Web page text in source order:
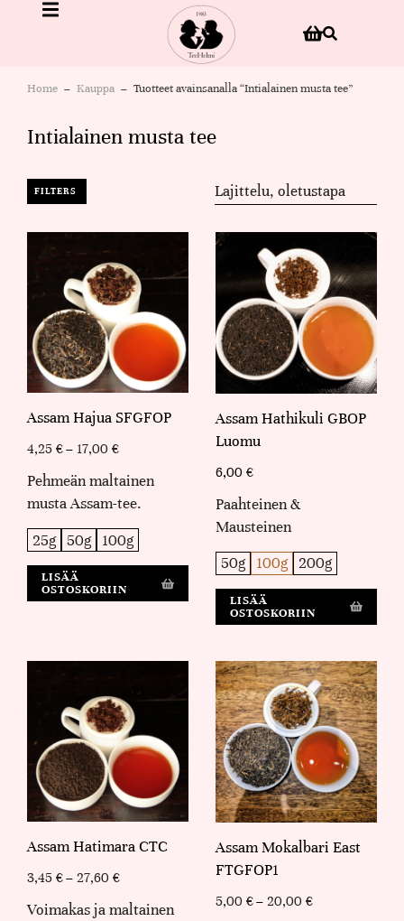
You are here:
Home Kauppa Tuotteet avainsanalla “Intialainen musta tee”
Intialainen musta tee
FILTERS
25g 50g 100g
Assam Hajua SFGFOP
4,25 € – 17,00 €
Pehmeän maltainen
musta Assam-tee.
LISÄÄ
OSTOSKORIIN
50g 100g 200g
Assam Hathikuli GBOP
Luomu
6,00 €
Paahteinen &
Mausteinen
LISÄÄ
OSTOSKORIIN
Assam Hatimara CTC
3,45 € – 27,60 €
Voimakas ja maltainen
Assam Mokalbari East
FTGFOP1
5,00 € – 20,00 €